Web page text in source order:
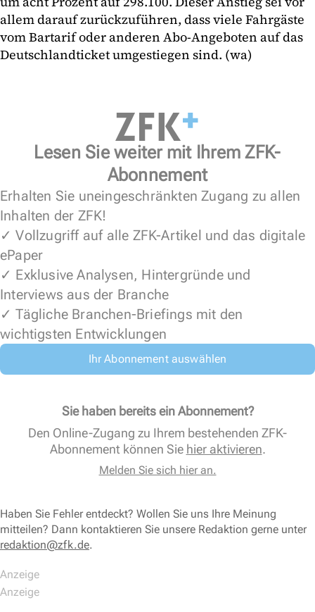
allem darauf zurückzuführen, dass viele Fahrgäste
vom Bartarif oder anderen Abo-Angeboten auf das
Deutschlandticket umgestiegen sind. (wa)
Lesen Sie weiter mit Ihrem ZFK-
Abonnement
Erhalten Sie uneingeschränkten Zugang zu allen
Inhalten der ZFK!
✓ Vollzugriff auf alle ZFK-Artikel und das digitale
ePaper
✓ Exklusive Analysen, Hintergründe und
Interviews aus der Branche
✓ Tägliche Branchen-Briefings mit den
wichtigsten Entwicklungen
Ihr Abonnement auswählen
Sie haben bereits ein Abonnement?
Den Online-Zugang zu Ihrem bestehenden ZFK-
Abonnement können Sie hier aktivieren.
Melden Sie sich hier an.
Haben Sie Fehler entdeckt? Wollen Sie uns Ihre Meinung
mitteilen? Dann kontaktieren Sie unsere Redaktion gerne unter
redaktion@zfk.de.